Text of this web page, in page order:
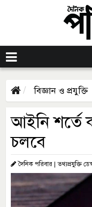
বিজ্ঞান ও প্রযুক্তি
আইনি শর্তে
চলবে
দৈনিক পরিবার | তথ্যপ্রযুক্তি